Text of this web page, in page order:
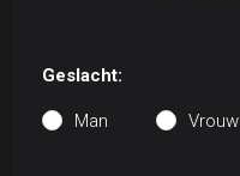
Geslacht:
Man Vrouw